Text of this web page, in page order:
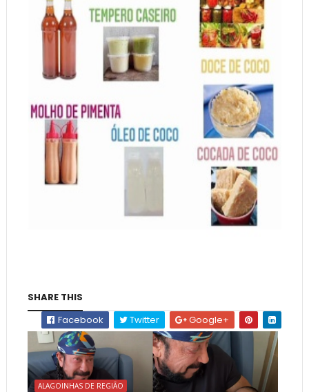
SHARE THIS
Facebook
Twitter Google+
ALAGOINHAS DE REGIÃO